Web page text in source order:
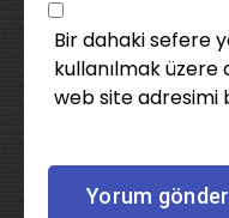
Bir dahaki sefere
kullanılmak üzere
web site adresimi